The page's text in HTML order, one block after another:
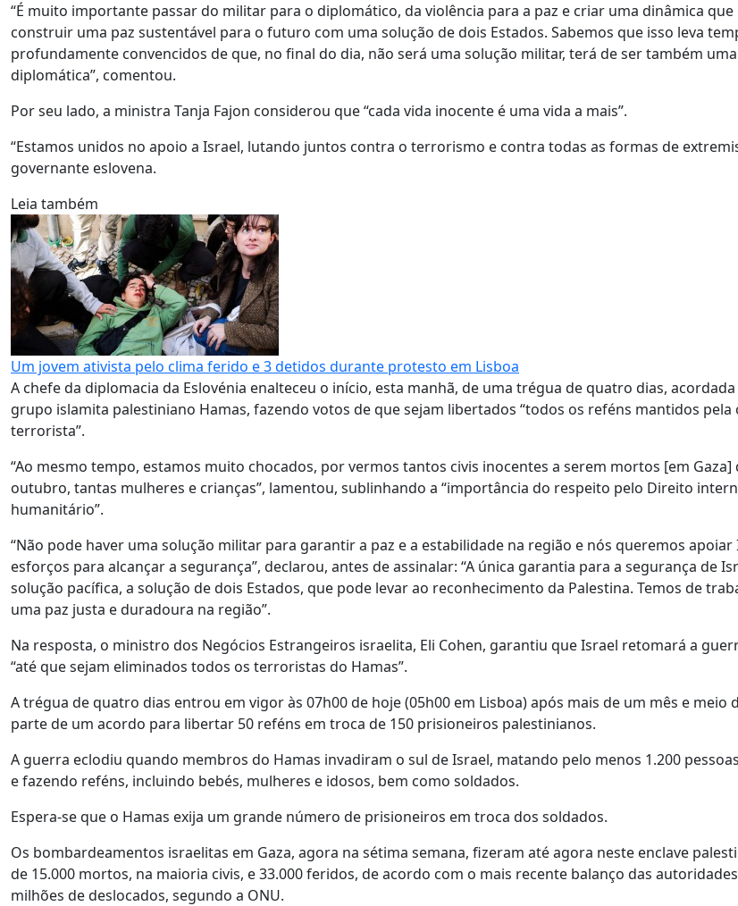
“É muito importante passar do militar para o diplomático, da violência para a paz e criar uma dinâmica
construir uma paz sustentável para o futuro com uma solução de dois Estados. Sabemos que isso leva
profundamente convencidos de que, no final do dia, não será uma solução militar, terá de ser também
diplomática”, comentou.
Por seu lado, a ministra Tanja Fajon considerou que “cada vida inocente é uma vida a mais”.
“Estamos unidos no apoio a Israel, lutando juntos contra o terrorismo e contra todas as formas de
governante eslovena.
Leia também
Um jovem ativista pelo clima ferido e 3 detidos durante protesto em Lisboa
A chefe da diplomacia da Eslovénia enalteceu o início, esta manhã, de uma trégua de quatro dias,
grupo islamita palestiniano Hamas, fazendo votos de que sejam libertados “todos os reféns mantidos pela
terrorista”.
“Ao mesmo tempo, estamos muito chocados, por vermos tantos civis inocentes a serem mortos [em Gaza]
outubro, tantas mulheres e crianças”, lamentou, sublinhando a “importância do respeito pelo Direito
humanitário”.
“Não pode haver uma solução militar para garantir a paz e a estabilidade na região e nós queremos apoiar
esforços para alcançar a segurança”, declarou, antes de assinalar: “A única garantia para a segurança de
solução pacífica, a solução de dois Estados, que pode levar ao reconhecimento da Palestina. Temos de
uma paz justa e duradoura na região”.
Na resposta, o ministro dos Negócios Estrangeiros israelita, Eli Cohen, garantiu que Israel retomará a
“até que sejam eliminados todos os terroristas do Hamas”.
A trégua de quatro dias entrou em vigor às 07h00 de hoje (05h00 em Lisboa) após mais de um mês e meio
parte de um acordo para libertar 50 reféns em troca de 150 prisioneiros palestinianos.
A guerra eclodiu quando membros do Hamas invadiram o sul de Israel, matando pelo menos 1.200
e fazendo reféns, incluindo bebés, mulheres e idosos, bem como soldados.
Espera-se que o Hamas exija um grande número de prisioneiros em troca dos soldados.
Os bombardeamentos israelitas em Gaza, agora na sétima semana, fizeram até agora neste enclave
de 15.000 mortos, na maioria civis, e 33.000 feridos, de acordo com o mais recente balanço das
milhões de deslocados, segundo a ONU.